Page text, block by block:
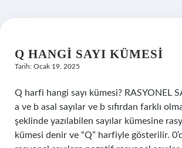
Q HANGI SAYI KÜMESI
Tarih: Ocak 19, 2025
Q harfi hangi sayı kümesi? RASYONEL
a ve b asal sayılar ve b sıfırdan farklı
şeklinde yazılabilen sayılar kümesine
kümesi denir ve “Q” harfiyle gösterilir.